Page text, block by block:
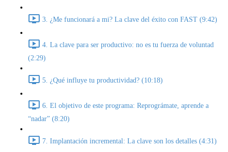
3. ¿Me funcionará a mi? La clave del éxito con FAST (9:42)
4. La clave para ser productivo: no es tu fuerza de voluntad
(2:29)
5. ¿Qué influye tu productividad? (10:18)
6. El objetivo de este programa: Reprográmate, aprende a
“nadar” (8:20)
7. Implantación incremental: La clave son los detalles (4:31)